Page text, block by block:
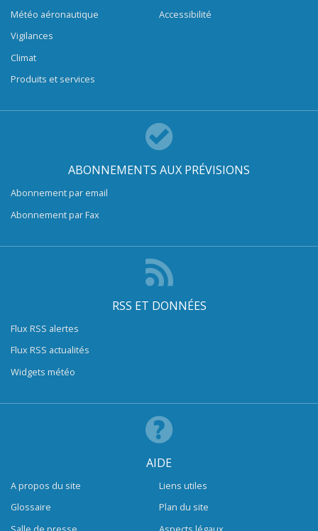
Météo aéronautique
Vigilances
Climat
Produits et services
Accessibilité
ABONNEMENTS AUX PRÉVISIONS
Abonnement par email
Abonnement par Fax
RSS ET DONNÉES
Flux RSS alertes
Flux RSS actualités
Widgets météo
AIDE
A propos du site
Glossaire
Liens utiles
Plan du site